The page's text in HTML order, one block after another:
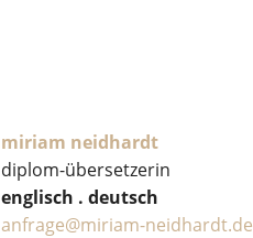
miriam neidhardt
diplom-übersetzerin
englisch . deutsch
anfrage@miriam-neidhardt.de